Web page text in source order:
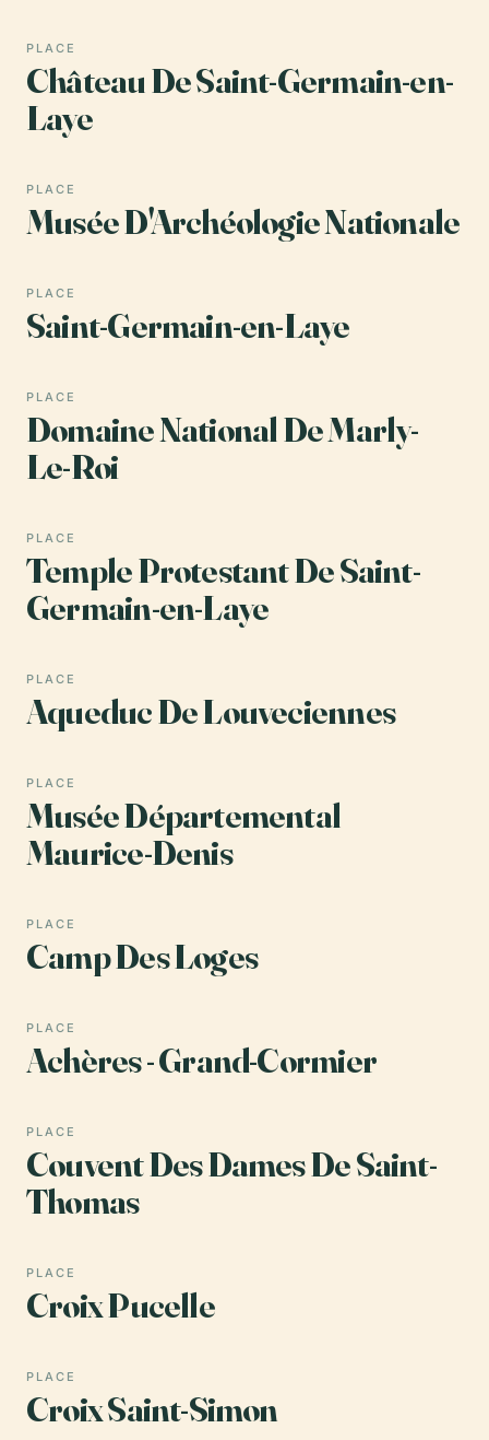
PLACE
Château De Saint-Germain-en-
Laye
PLACE
Musée D'Archéologie Nationale
PLACE
Saint-Germain-en-Laye
PLACE
Domaine National De Marly-
Le-Roi
PLACE
Temple Protestant De Saint-
Germain-en-Laye
PLACE
Aqueduc De Louveciennes
PLACE
Musée Départemental
Maurice-Denis
PLACE
Camp Des Loges
PLACE
Achères - Grand-Cormier
PLACE
Couvent Des Dames De Saint-
Thomas
PLACE
Croix Pucelle
PLACE
Croix Saint-Simon